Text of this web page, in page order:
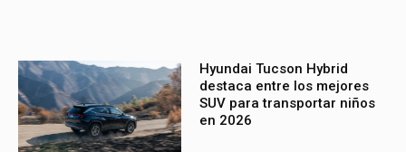
Hyundai Tucson Hybrid
destaca entre los mejores
SUV para transportar niños
en 2026